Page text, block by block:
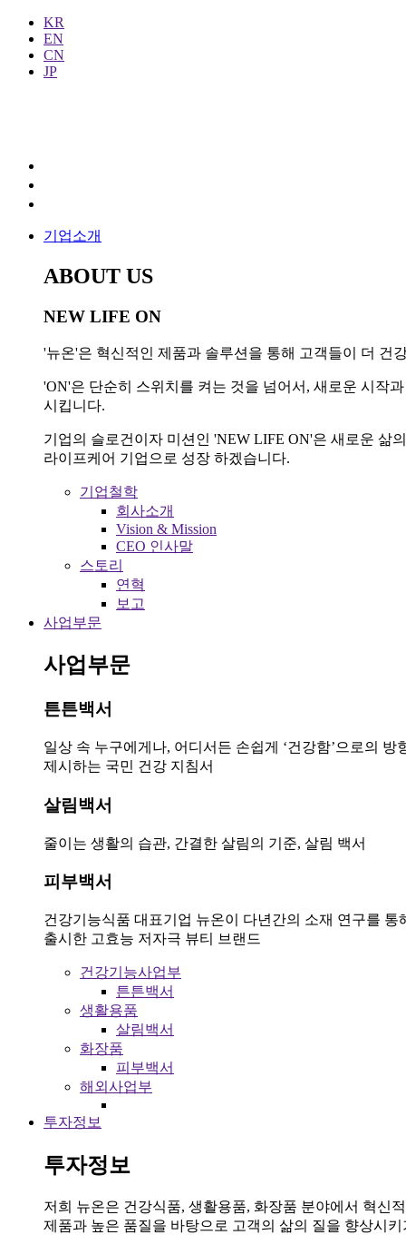
KR
EN
CN
JP
기업소개
ABOUT US
NEW LIFE ON
'뉴온'은 혁신적인 제품과 솔루션을 통해 고객들이 더 건
'ON'은 단순히 스위치를 켜는 것을 넘어서, 새로운 시작
시킵니다.
기업의 슬로건이자 미션인 'NEW LIFE ON'은 새로운 삶
라이프케어 기업으로 성장 하겠습니다.
기업철학
회사소개
Vision & Mission
CEO 인사말
스토리
연혁
보고
사업부문
사업부문
튼튼백서
일상 속 누구에게나, 어디서든 손쉽게 ‘건강함’으로의 방
제시하는 국민 건강 지침서
살림백서
줄이는 생활의 습관, 간결한 살림의 기준, 살림 백서
피부백서
건강기능식품 대표기업 뉴온이 다년간의 소재 연구를 통
출시한 고효능 저자극 뷰티 브랜드
건강기능사업부
튼튼백서
생활용품
살림백서
화장품
피부백서
해외사업부
투자정보
투자정보
저희 뉴온은 건강식품, 생활용품, 화장품 분야에서 혁신
제품과 높은 품질을 바탕으로 고객의 삶의 질을 향상시키